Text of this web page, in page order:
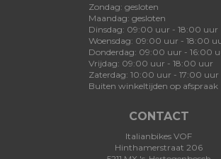
Zondag: gesloten
Maandag: gesloten
Dinsdag: 09:00 uur - 18:00 uur
Woensdag: 09:00 uur - 18:00
Donderdag: 09:00 uur - 16:00
Vrijdag: 09:00 uur - 18:00 uur
Zaterdag: 10:00 uur - 17:00 uur
Buiten winkeltijden op afspraak
CONTACT
Italianbikes VOF
Hinthamerstraat 206